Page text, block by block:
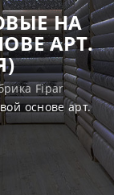
НА
АРТ.
Fipar
основе арт.